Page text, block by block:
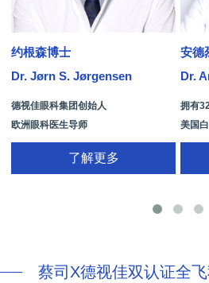
约根森博士
Dr. Jørn S. Jørgensen
德视佳眼科集团创始人
欧洲眼科医生导师
拥有35年眼科从业经历
了解更多
安德
Dr.
拥有
美国
国际
26项
蔡司X德视佳双认证全